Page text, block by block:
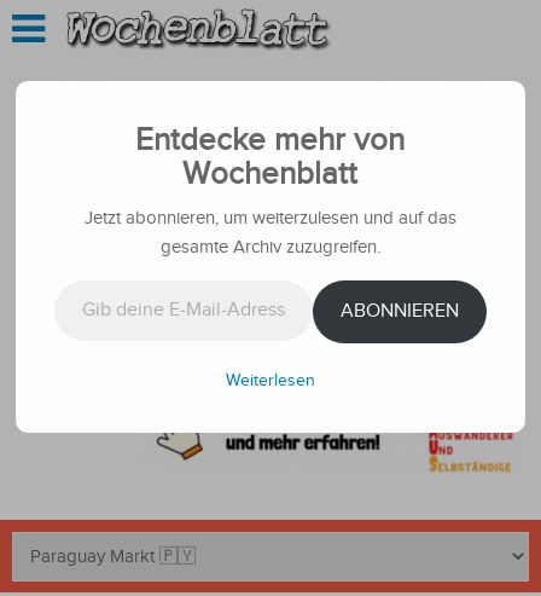
Entdecke mehr von
Wochenblatt
Jetzt abonnieren, um weiterzulesen und auf das
gesamte Archiv zuzugreifen.
ABONNIEREN
Weiterlesen